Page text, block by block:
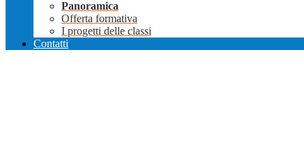
Panoramica
Offerta formativa
I progetti delle classi
Contatti